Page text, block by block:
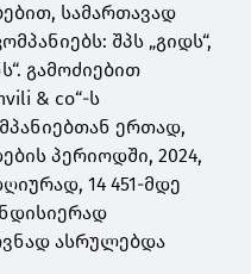
სამართავად
შპს „გიდს“,
გამოძიებით
& co“-ს
ერთად,
პერიოდში, 2024,
14 451-მდე
ასრულებდა